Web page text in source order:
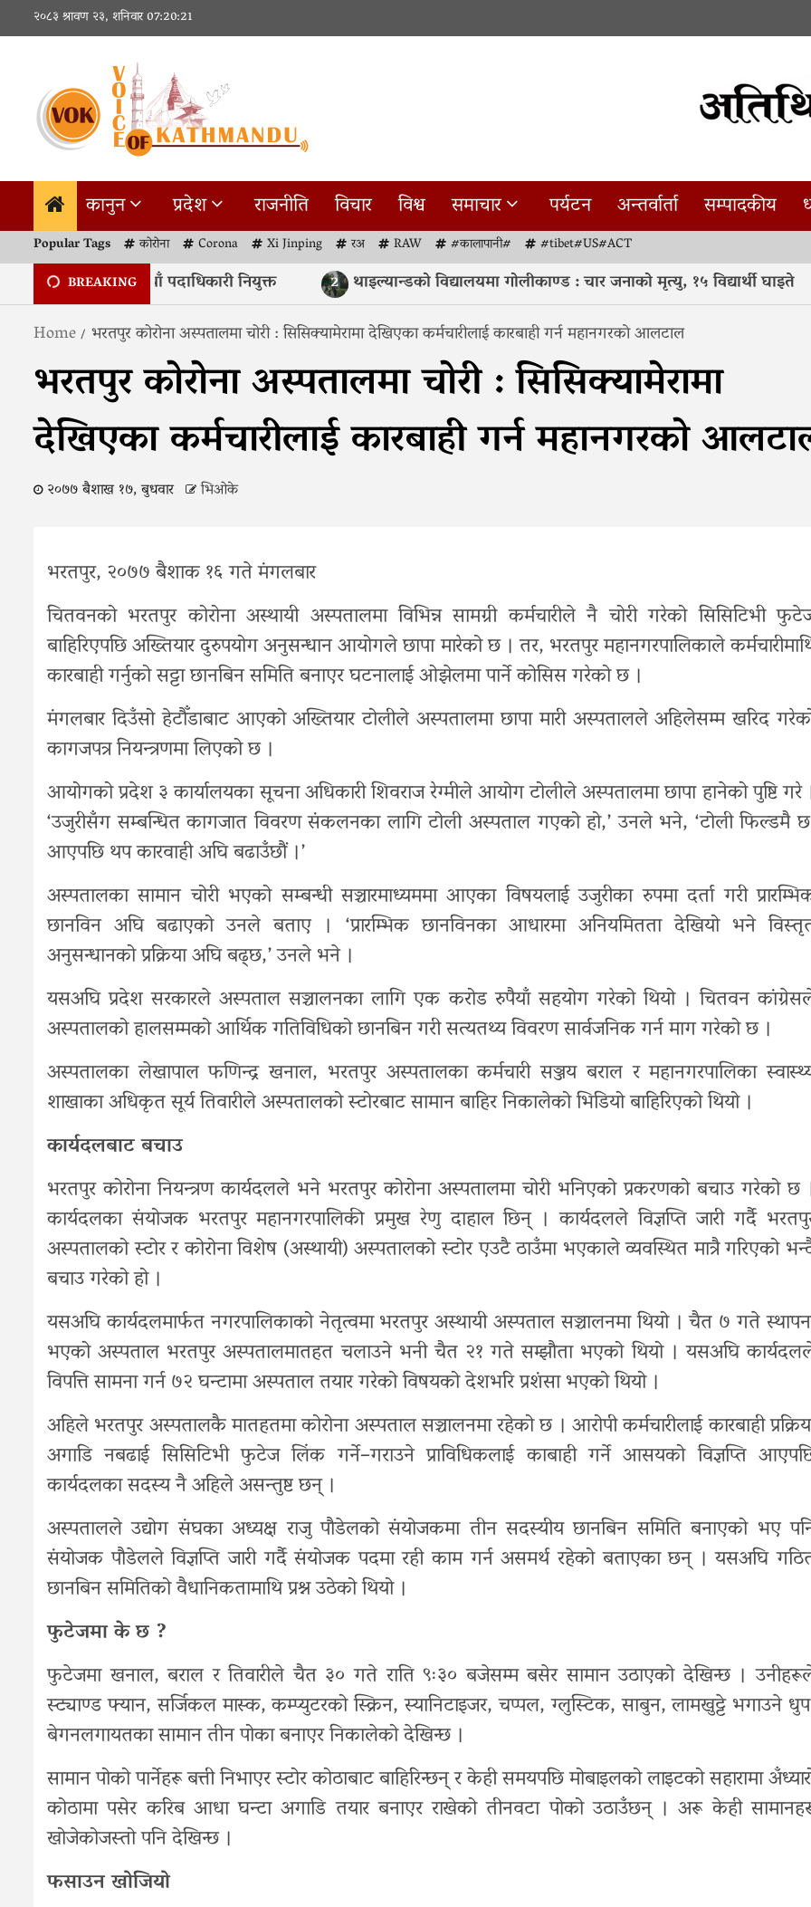
२०८३ श्रावण २३, शनिवार07:20:22
कानुन प्रदेश राजनीति विचार विश्व समाचार पर्यटन अन्तर्वार्ता सम्पादकीय
Popular Tags कोरोना Corona Xi Jinping रअ RAW #कालापानी#
#tibet#US#ACT
BREAKING
प्रतिष्ठानहरूमा नयाँ पदाधिकारी नियुक्त थाइल्यान्डको विद्यालयमा गोलीकाण्ड : चार जनाको मृत्यु, १५ विद्यार्थी घाइते
Home भरतपुर कोरोना अस्पतालमा चोरी : सिसिक्यामेरामा देखिएका कर्मचारीलाई कारबाही गर्न महानगरकाे आलटाल
भरतपुर कोरोना अस्पतालमा चोरी : सिसिक्यामेरामा
देखिएका कर्मचारीलाई कारबाही गर्न महानगरकाे
२०७७ बैशाख १७, बुधवार भिओके
भरतपुर, २०७७ बैशाक १६ गते मंगलबार
चितवनको भरतपुर कोरोना अस्थायी अस्पतालमा विभिन्न सामग्री कर्मचारीले नै चोरी गरेको सिसिटिभी
बाहिरिएपछि अख्तियार दुरुपयोग अनुसन्धान आयोगले छापा मारेको छ । तर, भरतपुर महानगरपालिकाले
कारबाही गर्नुको सट्टा छानबिन समिति बनाएर घटनालाई ओझेलमा पार्ने कोसिस गरेको छ ।
मंगलबार दिउँसो हेटौँडाबाट आएको अख्तियार टोलीले अस्पतालमा छापा मारी अस्पतालले अहिलेसम्म खरिद
कागजपत्र नियन्त्रणमा लिएको छ ।
आयोगको प्रदेश ३ कार्यालयका सूचना अधिकारी शिवराज रेग्मीले आयोग टोलीले अस्पतालमा छापा हानेको पुष्टि गरे
‘उजुरीसँग सम्बन्धित कागजात विवरण संकलनका लागि टोली अस्पताल गएको हो,’ उनले भने, ‘टोली फिल्डमै
आएपछि थप कारवाही अघि बढाउँछौं ।’
अस्पतालका सामान चोरी भएको सम्बन्धी सञ्चारमाध्यममा आएका विषयलाई उजुरीका रुपमा दर्ता गरी
छानविन अघि बढाएको उनले बताए । ‘प्रारम्भिक छानविनका आधारमा अनियमितता देखियो भने
अनुसन्धानको प्रक्रिया अघि बढ्छ,’ उनले भने ।
यसअघि प्रदेश सरकारले अस्पताल सञ्चालनका लागि एक करोड रुपैयाँ सहयोग गरेको थियो । चितवन
अस्पतालको हालसम्मको आर्थिक गतिविधिको छानबिन गरी सत्यतथ्य विवरण सार्वजनिक गर्न माग गरेको छ ।
अस्पतालका लेखापाल फणिन्द्र खनाल, भरतपुर अस्पतालका कर्मचारी सञ्जय बराल र महानगरपालिका
शाखाका अधिकृत सूर्य तिवारीले अस्पतालको स्टोरबाट सामान बाहिर निकालेको भिडियो बाहिरिएको थियो ।
कार्यदलबाट बचाउ
भरतपुर कोरोना नियन्त्रण कार्यदलले भने भरतपुर कोरोना अस्पतालमा चोरी भनिएको प्रकरणको बचाउ गरेको छ
कार्यदलका संयोजक भरतपुर महानगरपालिकी प्रमुख रेणु दाहाल छिन् । कार्यदलले विज्ञप्ति जारी गर्दै
अस्पतालको स्टोर र कोरोना विशेष (अस्थायी) अस्पतालको स्टोर एउटै ठाउँमा भएकाले व्यवस्थित मात्रै गरिएको
बचाउ गरेको हो ।
यसअघि कार्यदलमार्फत नगरपालिकाको नेतृत्वमा भरतपुर अस्थायी अस्पताल सञ्चालनमा थियो । चैत ७ गते
भएको अस्पताल भरतपुर अस्पतालमातहत चलाउने भनी चैत २१ गते सम्झौता भएको थियो । यसअघि
विपत्ति सामना गर्न ७२ घन्टामा अस्पताल तयार गरेको विषयको देशभरि प्रशंसा भएको थियो ।
अहिले भरतपुर अस्पतालकै मातहतमा कोरोना अस्पताल सञ्चालनमा रहेको छ । आरोपी कर्मचारीलाई कारबाही
अगाडि नबढाई सिसिटिभी फुटेज लिंक गर्ने–गराउने प्राविधिकलाई काबाही गर्ने आसयको विज्ञप्ति
कार्यदलका सदस्य नै अहिले असन्तुष्ट छन् ।
अस्पतालले उद्योग संघका अध्यक्ष राजु पौडेलको संयोजकमा तीन सदस्यीय छानबिन समिति बनाएको भए
संयोजक पौडेलले विज्ञप्ति जारी गर्दै संयोजक पदमा रही काम गर्न असमर्थ रहेको बताएका छन् । यसअघि
छानबिन समितिको वैधानिकतामाथि प्रश्न उठेको थियो ।
फुटेजमा के छ ?
फुटेजमा खनाल, बराल र तिवारीले चैत ३० गते राति ९ः३० बजेसम्म बसेर सामान उठाएको देखिन्छ ।
स्ट्याण्ड फ्यान, सर्जिकल मास्क, कम्प्युटरको स्क्रिन, स्यानिटाइजर, चप्पल, ग्लुस्टिक, साबुन, लामखुट्टे भगाउने
बेगनलगायतका सामान तीन पोका बनाएर निकालेको देखिन्छ ।
सामान पोको पार्नेहरू बत्ती निभाएर स्टोर कोठाबाट बाहिरिन्छन् र केही समयपछि मोबाइलको लाइटको सहारामा
कोठामा पसेर करिब आधा घन्टा अगाडि तयार बनाएर राखेको तीनवटा पोको उठाउँछन् । अरू केही
खोजेकोजस्तो पनि देखिन्छ ।
फसाउन खोजियो